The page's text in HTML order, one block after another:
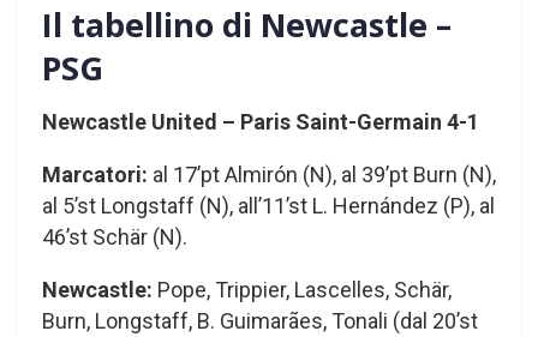
Il tabellino di Newcastle –
PSG
Newcastle United – Paris Saint-Germain 4-1
Marcatori: al 17’pt Almirón (N), al 39’pt Burn (N),
al 5’st Longstaff (N), all’11’st L. Hernández (P), al
46’st Schär (N).
Newcastle: Pope, Trippier, Lascelles, Schär,
Burn, Longstaff, B. Guimarães, Tonali (dal 20’st